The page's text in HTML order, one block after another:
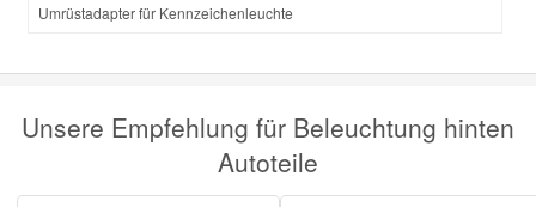
Umrüstadapter für Kennzeichenleuchte
Unsere Empfehlung für Beleuchtung hinten
Autoteile